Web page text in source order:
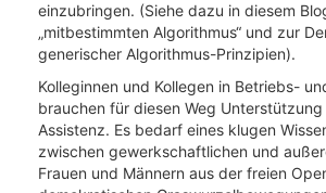
einzubringen. (Siehe dazu in diesem
„mitbestimmten Algorithmus“ und zur
generischer Algorithmus-Prinzipien).
Kolleginnen und Kollegen in Betriebs-
brauchen für diesen Weg
Assistenz. Es bedarf eines klugen
zwischen gewerkschaftlichen und
Frauen und Männern aus der freien